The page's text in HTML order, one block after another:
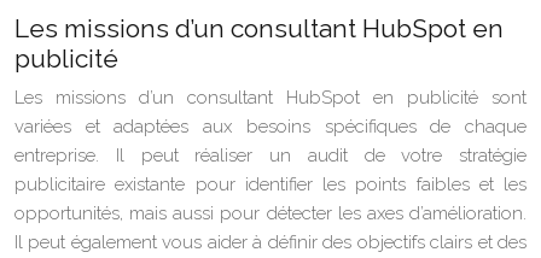
Les missions d’un consultant HubSpot en
publicité
Les missions d’un consultant HubSpot en publicité sont
variées et adaptées aux besoins spécifiques de chaque
entreprise. Il peut réaliser un audit de votre stratégie
publicitaire existante pour identifier les points faibles et les
opportunités, mais aussi pour détecter les axes d’amélioration.
Il peut également vous aider à définir des objectifs clairs et des